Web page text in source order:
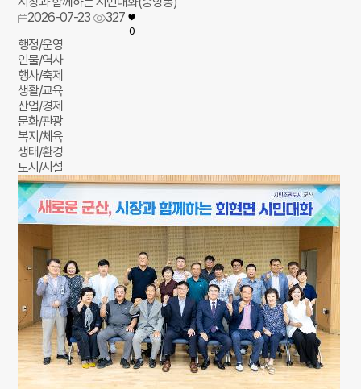
2026-07-23
327
0
행정/운영
인물/역사
행사/축제
생활/교육
산업/경제
문화/관광
복지/체육
생태/환경
도시/시설